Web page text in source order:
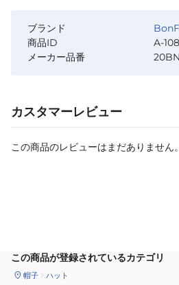
ブランド
商品ID
A-
メーカー品番
カスタマーレビュー
この商品のレビューはまだありません。
この商品が登録されているカテゴリ
帽子 ハット